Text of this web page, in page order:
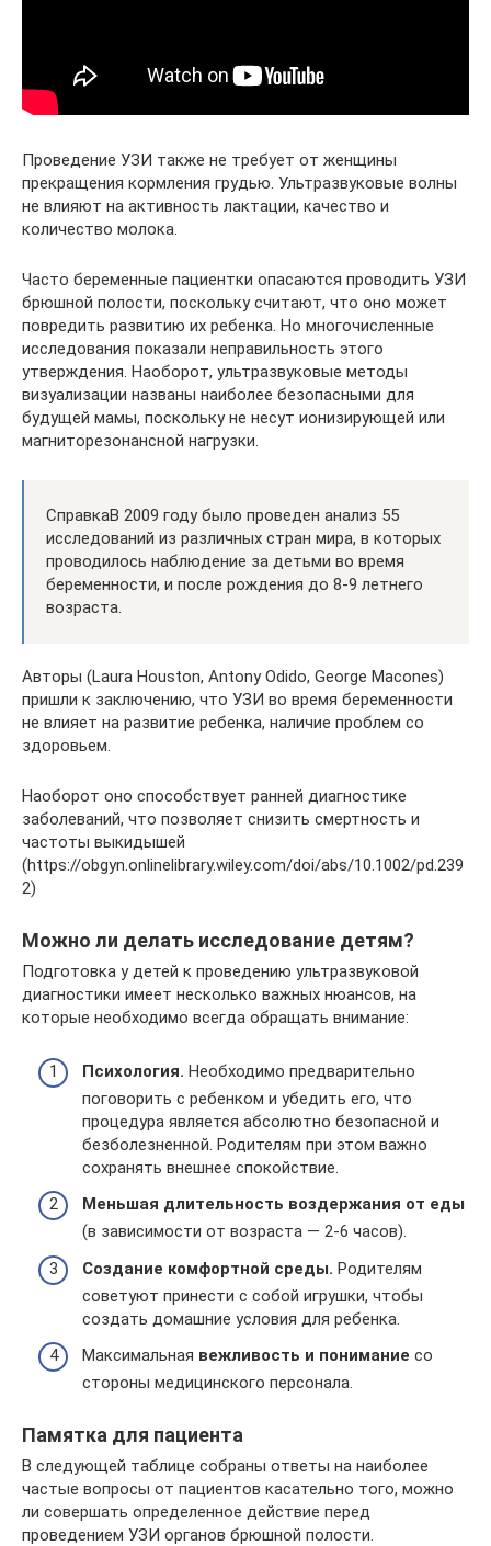
Проведение УЗИ также не требует от женщины
прекращения кормления грудью. Ультразвуковые волны
не влияют на активность лактации, качество и
количество молока.
Часто беременные пациентки опасаются проводить УЗИ
брюшной полости, поскольку считают, что оно может
повредить развитию их ребенка. Но многочисленные
исследования показали неправильность этого
утверждения. Наоборот, ультразвуковые методы
визуализации названы наиболее безопасными для
будущей мамы, поскольку не несут ионизирующей или
магниторезонансной нагрузки.
СправкаВ 2009 году было проведен анализ 55
исследований из различных стран мира, в которых
проводилось наблюдение за детьми во время
беременности, и после рождения до 8-9 летнего
возраста.
Авторы (Laura Houston, Antony Odido, George Macones)
пришли к заключению, что УЗИ во время беременности
не влияет на развитие ребенка, наличие проблем со
здоровьем.
Наоборот оно способствует ранней диагностике
заболеваний, что позволяет снизить смертность и
частоты выкидышей
(https://obgyn.onlinelibrary.wiley.com/doi/abs/10.1002/pd.239
2)
Можно ли делать исследование детям?
Подготовка у детей к проведению ультразвуковой
диагностики имеет несколько важных нюансов, на
которые необходимо всегда обращать внимание:
Психология. Необходимо предварительно
поговорить с ребенком и убедить его, что
процедура является абсолютно безопасной и
безболезненной. Родителям при этом важно
сохранять внешнее спокойствие.
Меньшая длительность воздержания от еды
(в зависимости от возраста — 2-6 часов).
Создание комфортной среды. Родителям
советуют принести с собой игрушки, чтобы
создать домашние условия для ребенка.
Максимальная вежливость и понимание со
стороны медицинского персонала.
Памятка для пациента
В следующей таблице собраны ответы на наиболее
частые вопросы от пациентов касательно того, можно
ли совершать определенное действие перед
проведением УЗИ органов брюшной полости.